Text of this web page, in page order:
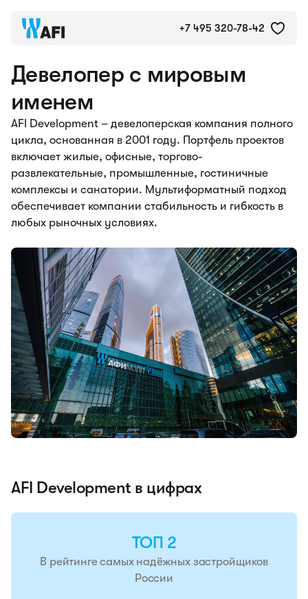
+7 495 320-78-42
Девелопер с мировым
именем
AFI Development – девелоперская компания полного
цикла, основанная в 2001 году. Портфель проектов
включает жилые, офисные, торгово-
развлекательные, промышленные, гостиничные
комплексы и санатории. Мультиформатный подход
обеспечивает компании стабильность и гибкость в
любых рыночных условиях.
AFI Development в цифрах
ТОП 2
В рейтинге самых надёжных застройщиков
России